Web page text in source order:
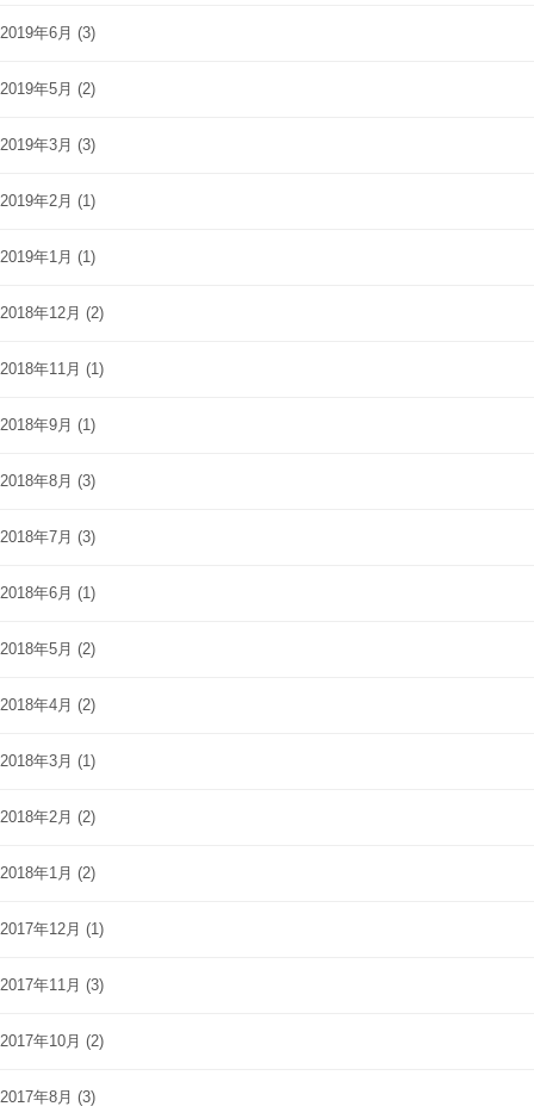
2019年6月 (3)
2019年5月 (2)
2019年3月 (3)
2019年2月 (1)
2019年1月 (1)
2018年12月 (2)
2018年11月 (1)
2018年9月 (1)
2018年8月 (3)
2018年7月 (3)
2018年6月 (1)
2018年5月 (2)
2018年4月 (2)
2018年3月 (1)
2018年2月 (2)
2018年1月 (2)
2017年12月 (1)
2017年11月 (3)
2017年10月 (2)
2017年8月 (3)